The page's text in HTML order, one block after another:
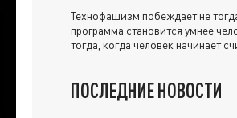
Технофашизм побеждает не
программа становится умнее
тогда, когда человек начинает
ПОСЛЕДНИЕ НОВОСТИ